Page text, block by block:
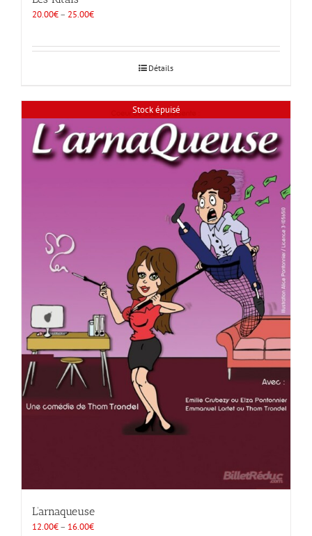
20.00€– 25.00€
Détails
Stock épuisé
L’arnaqueuse
12.00€– 16.00€